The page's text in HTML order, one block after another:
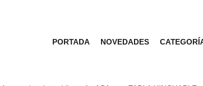
PORTADA NOVEDADES